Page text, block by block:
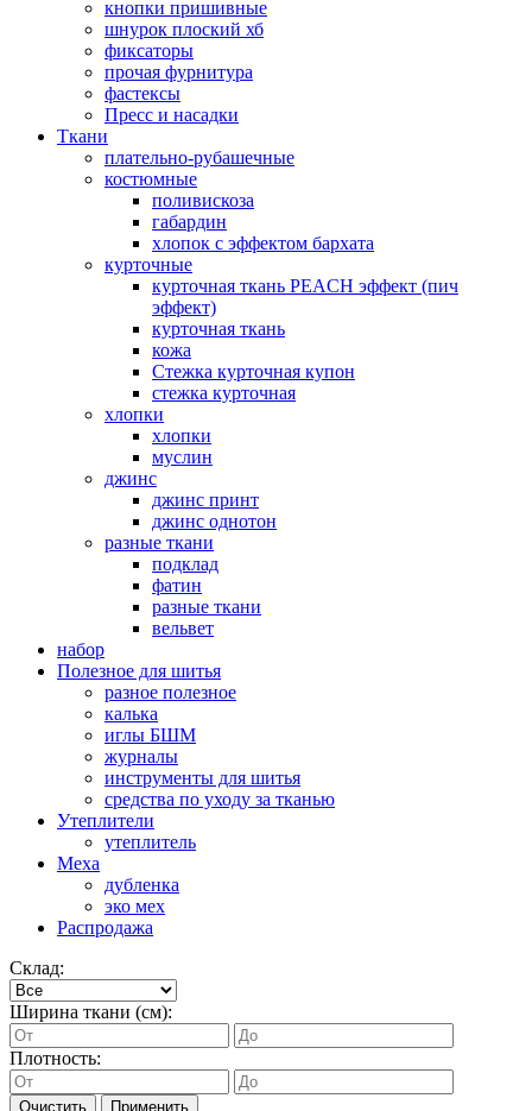
кнопки пришивные
шнурок плоский хб
фиксаторы
прочая фурнитура
фастексы
Пресс и насадки
Ткани
плательно-рубашечные
костюмные
поливискоза
габардин
хлопок с эффектом бархата
курточные
курточная ткань PEACH эффект (пич
эффект)
курточная ткань
кожа
Стежка курточная купон
стежка курточная
хлопки
хлопки
муслин
джинс
джинс принт
джинс однотон
разные ткани
подклад
фатин
разные ткани
вельвет
набор
Полезное для шитья
разное полезное
калька
иглы БШМ
журналы
инструменты для шитья
средства по уходу за тканью
Утеплители
утеплитель
Меха
дубленка
эко мех
Распродажа
Склад:
Ширина ткани (см):
Плотность:
Очистить Применить